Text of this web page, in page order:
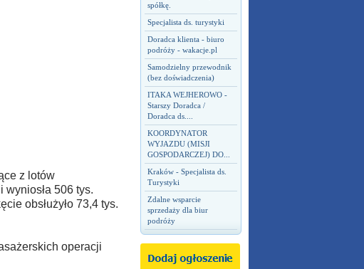
spółkę.
Specjalista ds. turystyki
Doradca klienta - biuro
podróży - wakacje.pl
Samodzielny przewodnik
(bez doświadczenia)
ITAKA WEJHEROWO -
Starszy Doradca /
Doradca ds....
KOORDYNATOR
WYJAZDU (MISJI
GOSPODARCZEJ) DO...
Kraków - Specjalista ds.
Turystyki
Zdalne wsparcie
sprzedaży dla biur
podróży
z lotów
wyniosła 506 tys.
obsłużyło 73,4 tys.
operacji